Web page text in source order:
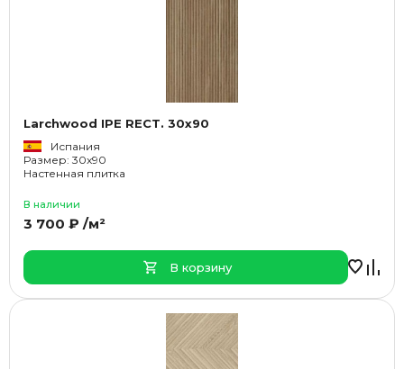
Larchwood IPE RECT. 30x90
Испания
Размер: 30x90
Настенная плитка
В наличии
3 700 ₽ /м²
В корзину